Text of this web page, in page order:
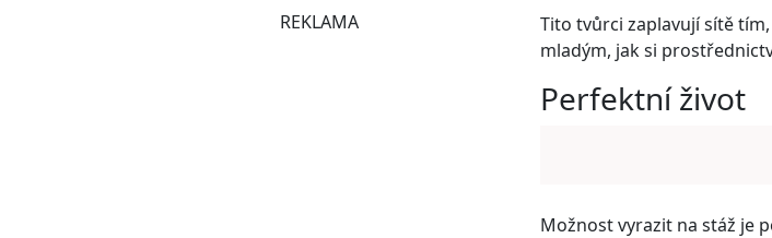
REKLAMA
Tito tvůrci zaplavují sítě
mladým, jak si
Perfektní život
Možnost vyrazit na stáž je